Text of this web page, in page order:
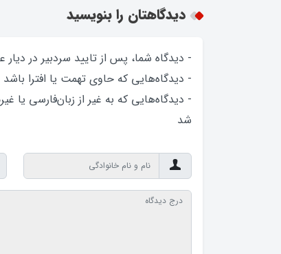
دیدگاهتان را بنویسید
- دیدگاه شما، پس از تایید سردبیر در
- دیدگاه‌هایی که حاوی تهمت یا افترا
- دیدگاه‌هایی که به غیر از زبان‌فارسی یا
شد